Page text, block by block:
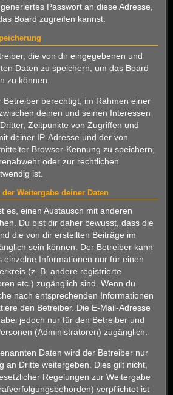
Passwort an diese Adresse,
Board zugreifen kannst.
die von dir eingegebenen und
Daten zu speichern, um das Board
zu können.
Betreiber berechtigt, im Rahmen einer
deinen und seinen Interessen
Zeitpunkte von Zugriffen und
deiner IP-Adresse und der von
Browser-Kennung zu speichern,
oder zur rechtlichen
ist.
Weitergabe deiner Daten
es, einen Austausch mit anderen
Du bist dir daher bewusst, dass die
die von dir erstellten Beiträge im
sein können. Der Betreiber kann
einzelne Informationen nur für einen
(z. B. andere registrierte
etc.) zugänglich sind. Wenn du
nach entsprechenden Informationen
den Betreiber. Die E-Mail-Adresse
jedoch nur für den Betreiber und
(Administratoren) zugänglich.
Daten wird der Betreiber nur
an Dritte weitergeben. Dies gilt nicht,
Regelungen zur Weitergabe
verpflichtet ist